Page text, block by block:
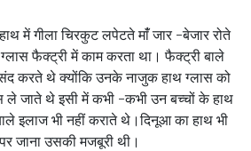
में गीला चिरकुट लपेटते मांँ जार -बेजार रोते
फैक्ट्री में काम करता था। फैक्ट्री बाले
करते थे क्योंकि उनके नाजुक हाथ ग्लास को
जाते थे इसी में कभी -कभी उन बच्चों के हाथ
इलाज भी नहीं कराते थे।दिनूआ का हाथ भी
जाना उसकी मजबूरी थी।